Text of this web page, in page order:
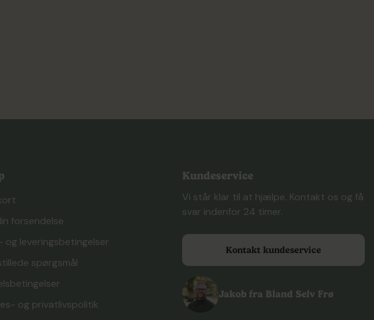
forsendelse
og leveringsbetingelser
spørgsmål
og privatlivspolitik
Kundeservice
Vi står klar til at hjælpe. Kontakt os og få
svar indenfor 24 timer.
Kontakt kundeservice
Jakob fra Bland Selv Frø